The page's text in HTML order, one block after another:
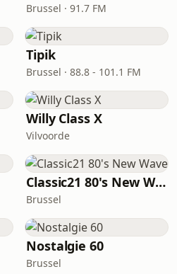
Brussel · 91.7 FM
Tipik
Brussel · 88.8 - 101.1 FM
Willy Class X
Vilvoorde
Classic21 80's New Wave
Brussel
Nostalgie 60
Brussel